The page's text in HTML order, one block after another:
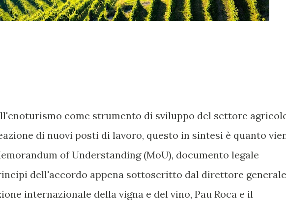
come strumento di sviluppo del settore
di nuovi posti di lavoro, questo in sintesi è quanto
of Understanding (MoU), documento legale
dell'accordo appena sottoscritto dal direttore generale
internazionale della vigna e del vino, Pau Roca e il